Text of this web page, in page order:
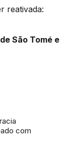
reativada:
São Tomé e
com